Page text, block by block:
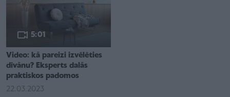
5:01
Video: kā pareizi izvēlēties
dīvānu? Eksperts dalās
praktiskos padomos
22.03.2023